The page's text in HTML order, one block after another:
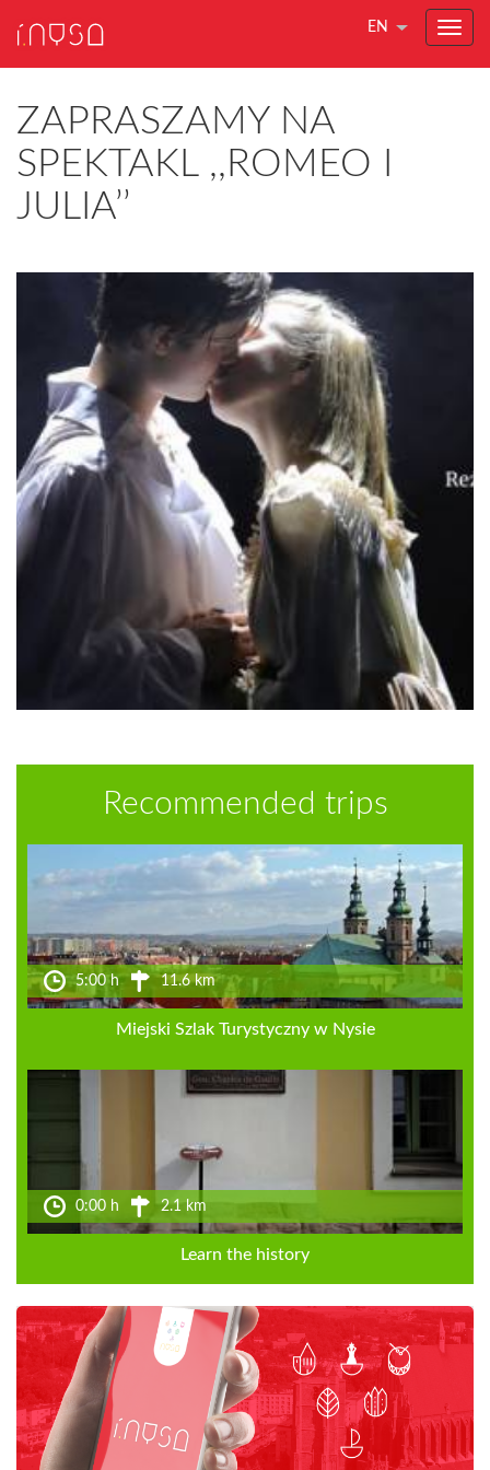
EN
ZAPRASZAMY NA
SPEKTAKL ,,ROMEO I
JULIA’’
Recommended trips
5:00 h 11.6 km
Miejski Szlak Turystyczny w Nysie
0:00 h 2.1 km
Learn the history